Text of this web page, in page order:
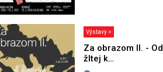
Výstavy >
Za obrazom II. - Od
žltej k…